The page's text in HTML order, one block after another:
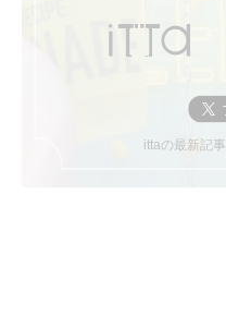
ittaの最新記